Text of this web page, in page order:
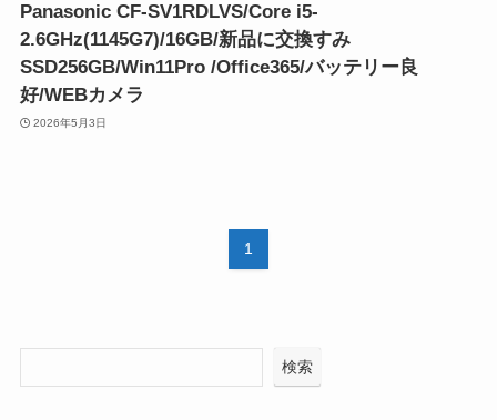
Panasonic CF-SV1RDLVS/Core i5-
2.6GHz(1145G7)/16GB/新品に交換すみ
SSD256GB/Win11Pro /Office365/バッテリー良
好/WEBカメラ
2026年5月3日
1
検索